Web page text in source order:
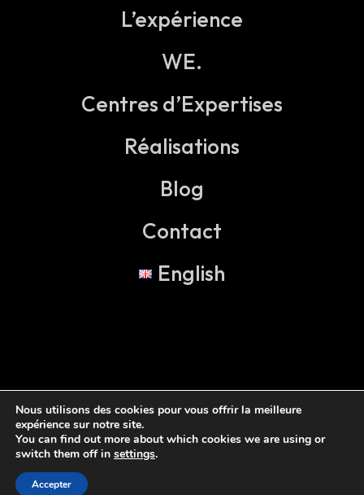
L’expérience
WE.
Centres d’Expertises
Réalisations
Blog
Contact
English
Nous utilisons des cookies pour vous offrir la meilleure
expérience sur notre site.
You can find out more about which cookies we are using or
switch them off in settings.
Accepter